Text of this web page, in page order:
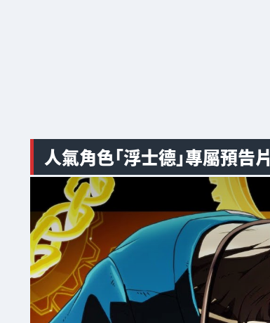
人氣角色「浮士德」專屬預告片